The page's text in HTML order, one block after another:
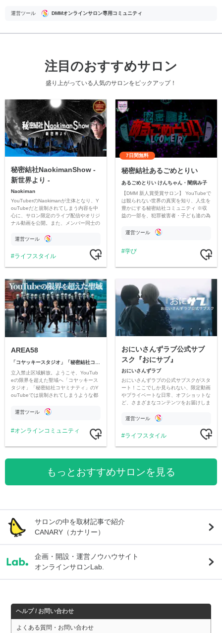
運営ツール DMMオンラインサロン専用コミュニティ
注目のおすすめサロン
盛り上がっている人気のサロンをピックアップ！
秘密結社NaokimanShow -
新世界より -
Naokiman
YouTuberのNaokimanが主体となり、Y
ouTubeだと規制されてしまう内容を中
心に、サロン限定のライブ配信やオリジ
ナル動画を公開。また、メンバー同士の
ただいています。
運営ツール
ライフスタイル
7日間無料
秘密結社あるごめとりい
あるごめとりい けんちゃん・闇病み子
【DMM 新人賞受賞サロン】 YouTubeで
は観られない世界の真実を知り、人生を
豊かにする秘密結社コミュニティ ※収
益の一部を、犯罪被害者・子ども達の為
す運営ツール
学び
AREA58
「コヤッキースタジオ」「秘密結社コヤミナティ」
立入禁止区域解放。ようこそ、YouTub
eの限界を超えた聖域へ「コヤッキース
タジオ」「秘密結社コヤミナティ」のY
ouTubeでは規制されてしまうような都
公開。
運営ツール
オンラインコミュニティ
おにいさんずラブ公式サブ
スク『おにサブ』
おにいさんずラブ
おにいさんずラブの公式サブスクがスタ
ート！ここでしか見られない、限定動画
やプライベートな日常、オフショットな
ど、さまざまなコンテンツをお届けしま
運営ツール
ライフスタイル
もっとおすすめサロンを見る
サロンの中を取材記事で紹介
CANARY（カナリー）
企画・開設・運営ノウハウサイト
オンラインサロンLab.
ヘルプ / お問い合わせ
よくある質問・お問い合わせ